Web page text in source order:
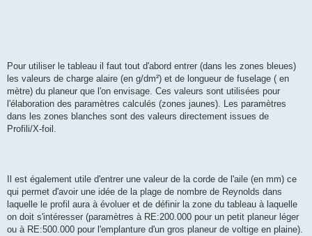
Pour utiliser le tableau il faut tout d'abord entrer (dans les zones bleues)
les valeurs de charge alaire (en g/dm²) et de longueur de fuselage ( en
mètre) du planeur que l'on envisage. Ces valeurs sont utilisées pour
l'élaboration des paramètres calculés (zones jaunes). Les paramètres
dans les zones blanches sont des valeurs directement issues de
Profili/X-foil.
Il est également utile d'entrer une valeur de la corde de l'aile (en mm) ce
qui permet d'avoir une idée de la plage de nombre de Reynolds dans
laquelle le profil aura à évoluer et de définir la zone du tableau à laquelle
on doit s'intéresser (paramètres à RE:200.000 pour un petit planeur léger
ou à RE:500.000 pour l'emplanture d'un gros planeur de voltige en plaine).